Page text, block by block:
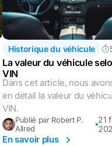
Historique du véhicule
La valeur du véhicule
VIN
Dans cet article, nous
en détail la valeur du
VIN.
Publié par Robert P.
Allred
21
En savoir plus